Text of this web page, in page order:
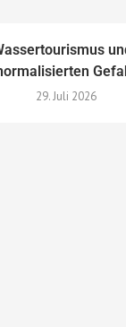
29. Juli 2026